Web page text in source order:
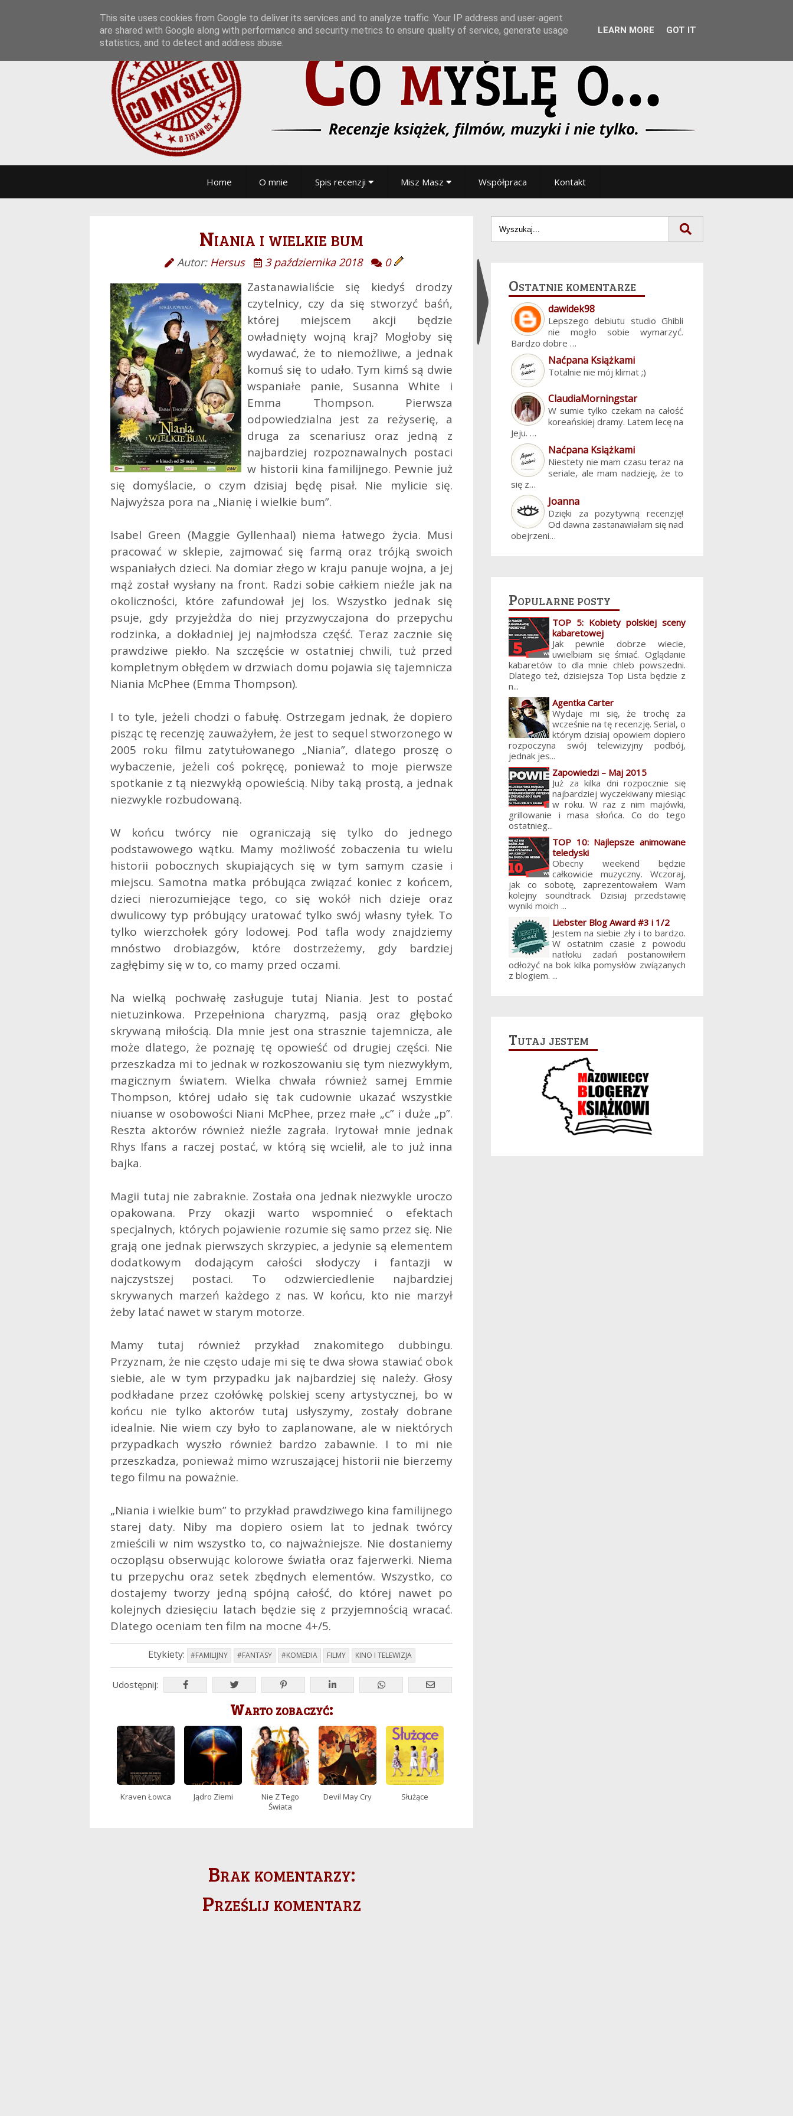
Home O mnie Spis recenzji Misz Masz Współpraca Kontakt
Niania i wielkie bum
Autor: Hersus 3 października 2018 0
Zastanawialiście się kiedyś drodzy
czytelnicy, czy da się stworzyć baśń,
której miejscem akcji będzie
owładnięty wojną kraj? Mogłoby się
wydawać, że to niemożliwe, a jednak
komuś się to udało. Tym kimś są dwie
wspaniałe panie, Susanna White i
Emma Thompson. Pierwsza
odpowiedzialna jest za reżyserię, a
druga za scenariusz oraz jedną z
najbardziej rozpoznawalnych postaci
w historii kina familijnego. Pewnie już
się domyślacie, o czym dzisiaj będę pisał. Nie mylicie się.
Najwyższa pora na „Nianię i wielkie bum”.
Isabel Green (Maggie Gyllenhaal) niema łatwego życia. Musi
pracować w sklepie, zajmować się farmą oraz trójką swoich
wspaniałych dzieci. Na domiar złego w kraju panuje wojna, a jej
mąż został wysłany na front. Radzi sobie całkiem nieźle jak na
okoliczności, które zafundował jej los. Wszystko jednak się
psuje, gdy przyjeżdża do niej przyzwyczajona do przepychu
rodzinka, a dokładniej jej najmłodsza część. Teraz zacznie się
prawdziwe piekło. Na szczęście w ostatniej chwili, tuż przed
kompletnym obłędem w drzwiach domu pojawia się tajemnicza
Niania McPhee (Emma Thompson).
I to tyle, jeżeli chodzi o fabułę. Ostrzegam jednak, że dopiero
pisząc tę recenzję zauważyłem, że jest to sequel stworzonego w
2005 roku filmu zatytułowanego „Niania”, dlatego proszę o
wybaczenie, jeżeli coś pokręcę, ponieważ to moje pierwsze
spotkanie z tą niezwykłą opowieścią. Niby taką prostą, a jednak
niezwykle rozbudowaną.
W końcu twórcy nie ograniczają się tylko do jednego
podstawowego wątku. Mamy możliwość zobaczenia tu wielu
historii pobocznych skupiających się w tym samym czasie i
miejscu. Samotna matka próbująca związać koniec z końcem,
dzieci nierozumiejące tego, co się wokół nich dzieje oraz
dwulicowy typ próbujący uratować tylko swój własny tyłek. To
tylko wierzchołek góry lodowej. Pod tafla wody znajdziemy
mnóstwo drobiazgów, które dostrzeżemy, gdy bardziej
zagłębimy się w to, co mamy przed oczami.
Na wielką pochwałę zasługuje tutaj Niania. Jest to postać
nietuzinkowa. Przepełniona charyzmą, pasją oraz głęboko
skrywaną miłością. Dla mnie jest ona strasznie tajemnicza, ale
może dlatego, że poznaję tę opowieść od drugiej części. Nie
przeszkadza mi to jednak w rozkoszowaniu się tym niezwykłym,
magicznym światem. Wielka chwała również samej Emmie
Thompson, której udało się tak cudownie ukazać wszystkie
niuanse w osobowości Niani McPhee, przez małe „c” i duże „p”.
Reszta aktorów również nieźle zagrała. Irytował mnie jednak
Rhys Ifans a raczej postać, w którą się wcielił, ale to już inna
bajka.
Magii tutaj nie zabraknie. Została ona jednak niezwykle uroczo
opakowana. Przy okazji warto wspomnieć o efektach
specjalnych, których pojawienie rozumie się samo przez się. Nie
grają one jednak pierwszych skrzypiec, a jedynie są elementem
dodatkowym dodającym całości słodyczy i fantazji w
najczystszej postaci. To odzwierciedlenie najbardziej
skrywanych marzeń każdego z nas. W końcu, kto nie marzył
żeby latać nawet w starym motorze.
Mamy tutaj również przykład znakomitego dubbingu.
Przyznam, że nie często udaje mi się te dwa słowa stawiać obok
siebie, ale w tym przypadku jak najbardziej się należy. Głosy
podkładane przez czołówkę polskiej sceny artystycznej, bo w
końcu nie tylko aktorów tutaj usłyszymy, zostały dobrane
idealnie. Nie wiem czy było to zaplanowane, ale w niektórych
przypadkach wyszło również bardzo zabawnie. I to mi nie
przeszkadza, ponieważ mimo wzruszającej historii nie bierzemy
tego filmu na poważnie.
„Niania i wielkie bum” to przykład prawdziwego kina familijnego
starej daty. Niby ma dopiero osiem lat to jednak twórcy
zmieścili w nim wszystko to, co najważniejsze. Nie dostaniemy
oczopląsu obserwując kolorowe światła oraz fajerwerki. Niema
tu przepychu oraz setek zbędnych elementów. Wszystko, co
dostajemy tworzy jedną spójną całość, do której nawet po
kolejnych dziesięciu latach będzie się z przyjemnością wracać.
Dlatego oceniam ten film na mocne 4+/5.
Etykiety: #FAMILIJNY #FANTASY #KOMEDIA FILMY KINO I TELEWIZJA
Udostępnij:
Warto zobaczyć:
Kraven Łowca Jądro Ziemi
Nie Z Tego
Świata
Devil May Cry Służące
Ukryj
Brak komentarzy:
Prześlij komentarz
Ostatnie komentarze
dawidek98
Lepszego debiutu studio Ghibli
nie mogło sobie wymarzyć.
Bardzo dobre …
Naćpana Książkami
Totalnie nie mój klimat ;)
ClaudiaMorningstar
W sumie tylko czekam na całość
koreańskiej dramy. Latem lecę na
Jeju. …
Naćpana Książkami
Niestety nie mam czasu teraz na
seriale, ale mam nadzieję, że to
się z…
Joanna
Dzięki za pozytywną recenzję!
Od dawna zastanawiałam się nad
obejrzeni…
Popularne posty
TOP 5: Kobiety polskiej sceny
kabaretowej
Jak pewnie dobrze wiecie,
uwielbiam się śmiać. Oglądanie
kabaretów to dla mnie chleb powszedni.
Dlatego też, dzisiejsza Top Lista będzie z
n...
Agentka Carter
Wydaje mi się, że trochę za
wcześnie na tę recenzję. Serial, o
którym dzisiaj opowiem dopiero
rozpoczyna swój telewizyjny podbój,
jednak jes...
Zapowiedzi – Maj 2015
Już za kilka dni rozpocznie się
najbardziej wyczekiwany miesiąc
w roku. W raz z nim majówki,
grillowanie i masa słońca. Co do tego
ostatnieg...
TOP 10: Najlepsze animowane
teledyski
Obecny weekend będzie
całkowicie muzyczny. Wczoraj,
jak co sobotę, zaprezentowałem Wam
kolejny soundtrack. Dzisiaj przedstawię
wyniki moich ...
Liebster Blog Award #3 i 1/2
Jestem na siebie zły i to bardzo.
W ostatnim czasie z powodu
natłoku zadań postanowiłem
odłożyć na bok kilka pomysłów związanych
z blogiem. ...
Tutaj jestem
This site uses cookies from Google to deliver its services and to analyze traffic. Your IP address and user-agent
are shared with Google along with performance and security metrics to ensure quality of service, generate usage
statistics, and to detect and address abuse.
LEARN MORE GOT IT